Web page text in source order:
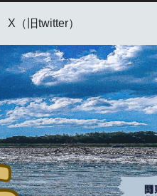
X（旧twitter）